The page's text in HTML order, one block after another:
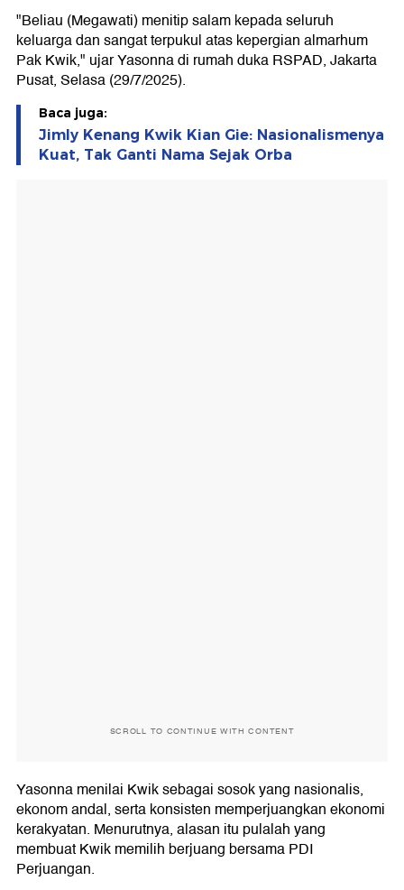
"Beliau (Megawati) menitip salam kepada seluruh
keluarga dan sangat terpukul atas kepergian almarhum
Pak Kwik," ujar Yasonna di rumah duka RSPAD, Jakarta
Pusat, Selasa (29/7/2025).
Baca juga:
Jimly Kenang Kwik Kian Gie: Nasionalismenya
Kuat, Tak Ganti Nama Sejak Orba
SCROLL TO CONTINUE WITH CONTENT
Yasonna menilai Kwik sebagai sosok yang nasionalis,
ekonom andal, serta konsisten memperjuangkan ekonomi
kerakyatan. Menurutnya, alasan itu pulalah yang
membuat Kwik memilih berjuang bersama PDI
Perjuangan.